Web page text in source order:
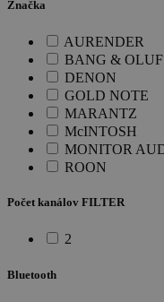
Značka
AURENDER
BANG &
DENON
GOLD NOTE
MARANTZ
McINTOSH
MONITOR
ROON
Počet kanálov FILTER
2
Bluetooth